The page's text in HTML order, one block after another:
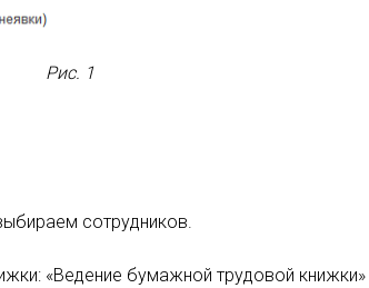
Рис. 1
сотрудников.
«Ведение бумажной трудовой книжки»